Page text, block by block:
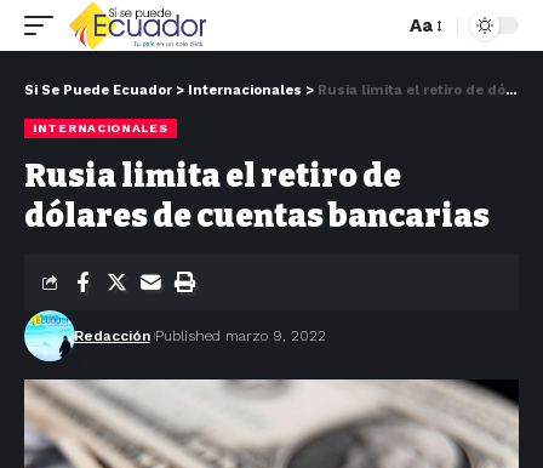
Aa
Si Se Puede Ecuador > Internacionales > Rusia limita el retiro de dólares de cuentas bancarias
INTERNACIONALES
Rusia limita el retiro de
dólares de cuentas bancarias
Redacción Published marzo 9, 2022